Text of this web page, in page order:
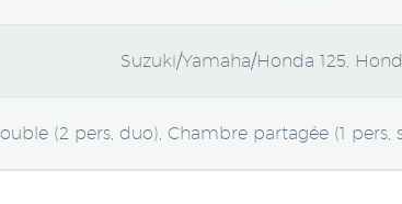
Suzuki/Yamaha/Honda 125,
(2 pers, duo), Chambre partagée (1 pers,